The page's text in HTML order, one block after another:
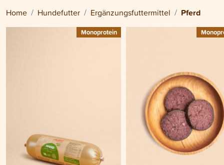
Home Hundefutter Ergänzungsfuttermittel Pferd
Monoprotein